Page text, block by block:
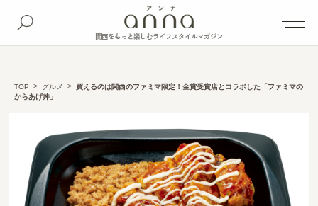
関西をもっと楽しむライフスタイルマガジン
TOP グルメ
買えるのは関西のファミマ限定！金賞受賞店とコラボした「ファミマの
からあげ丼」